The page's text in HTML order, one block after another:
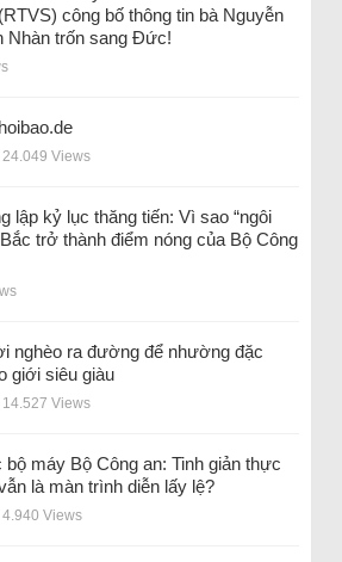
công bố thông tin bà Nguyễn
Nhàn trốn sang Đức!
24.049 Views
lập kỷ lục thăng tiến: Vì sao “ngôi
trở thành điểm nóng của Bộ Công
nghèo ra đường để nhường đặc
giới siêu giàu
14.527 Views
bộ máy Bộ Công an: Tinh giản thực
là màn trình diễn lấy lệ?
4.940 Views